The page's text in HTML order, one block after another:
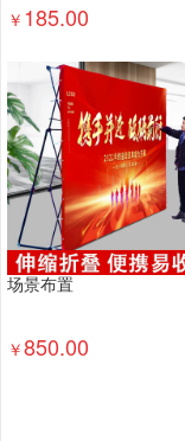
￥ 185.00
场景布置
￥850.00